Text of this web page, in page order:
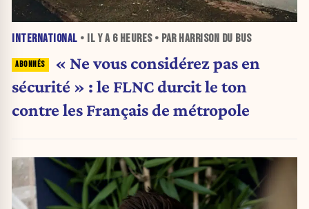
INTERNATIONAL • IL Y A 6 HEURES• PAR HARRISON DU BUS
« Ne vous considérez pas en
sécurité » : le FLNC durcit le ton
contre les Français de métropole